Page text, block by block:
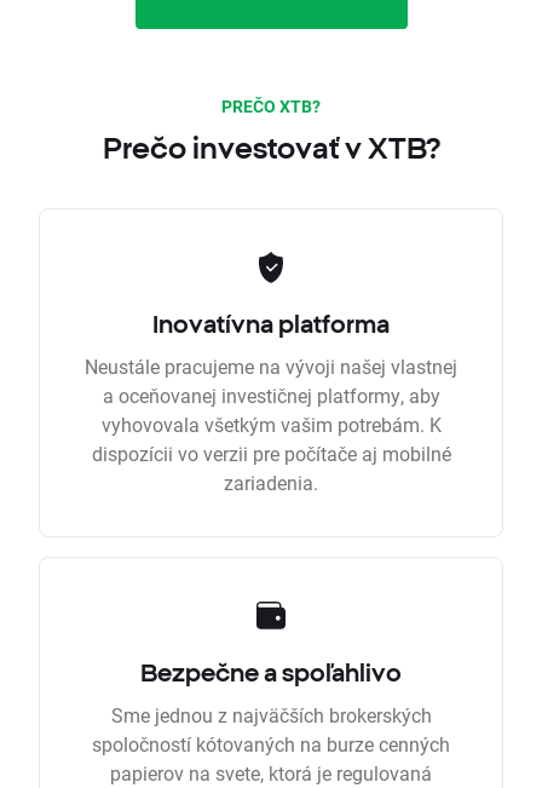
PREČO XTB?
Prečo investovať v XTB?
Inovatívna platforma
Neustále pracujeme na vývoji našej vlastnej
a oceňovanej investičnej platformy, aby
vyhovovala všetkým vašim potrebám. K
dispozícii vo verzii pre počítače aj mobilné
zariadenia.
Bezpečne a spoľahlivo
Sme jednou z najväčších brokerských
spoločností kótovaných na burze cenných
papierov na svete, ktorá je regulovaná